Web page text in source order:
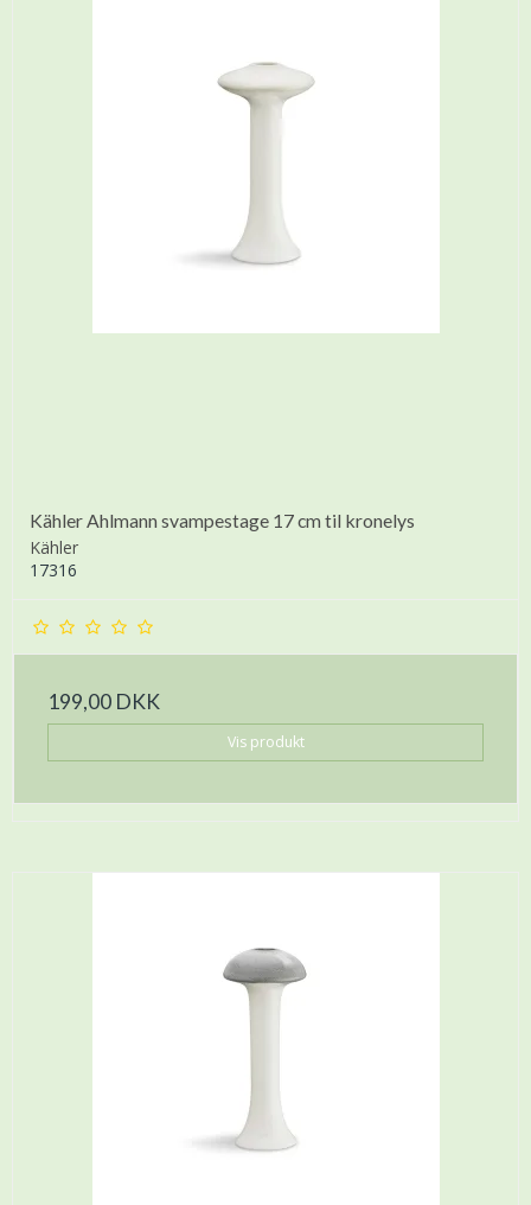
Kähler Ahlmann svampestage 17 cm til kronelys
Kähler
17316
199,00 DKK
Vis produkt